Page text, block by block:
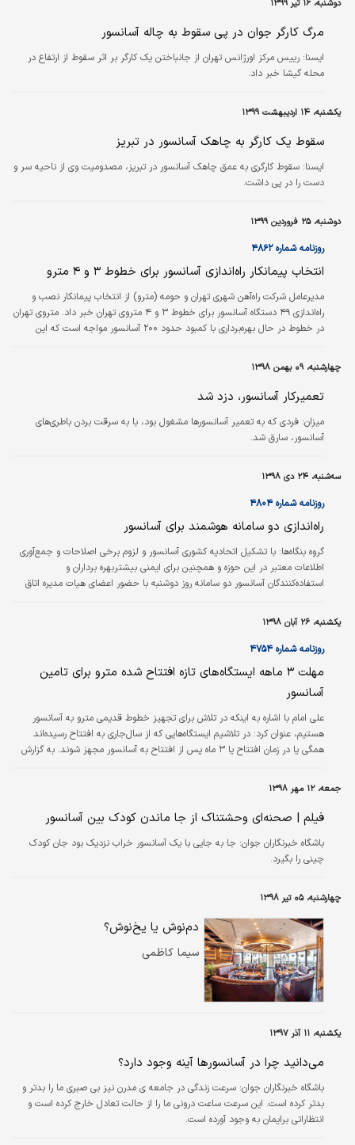
دوشنبه، ۱۶ تیر ۱۳۹۹
مرگ کارگر جوان در پی سقوط به چاله آسانسور
ايسنا: رییس مرکز اورژانس تهران از جانباختن یک کارگر بر اثر سقوط از ارتفاع در
محله گیشا خبر داد.
یکشنبه، ۱۴ اردیبهشت ۱۳۹۹
سقوط یک کارگر به چاهک آسانسور در تبریز
ايسنا: سقوط کارگری به عمق چاهک آسانسور در تبریز، مصدومیت وی از ناحیه سر و
دست را در پی داشت.
دوشنبه، ۲۵ فروردین ۱۳۹۹
روزنامه شماره ۴۸۶۲
انتخاب پیمانکار راه‌اندازی آسانسور برای خطوط ۳ و ۴ مترو
مدیرعامل شرکت راه‌آهن شهری تهران و حومه (مترو) از انتخاب پیمانکار نصب و
راه‌اندازی ۴۹ دستگاه آسانسور برای خطوط ۳ و ۴ متروی تهران خبر داد. متروی تهران
در خطوط در حال بهره‌برداری با کمبود حدود ۲۰۰ آسانسور مواجه است که این
تامین ۲۰۰ دستگاه آسانسور بوده که باید در مدت زمان ۶ ماه به اتمام برسد.
چهارشنبه، ۰۹ بهمن ۱۳۹۸
تعمیرکار آسانسور، دزد شد
میزان: فردی که به تعمیر آسانسورها مشغول بود، با به سرقت بردن باطری‌های
آسانسور، سارق شد.
سه‌شنبه، ۲۴ دی ۱۳۹۸
روزنامه شماره ۴۸۰۴
راه‌اندازی دو سامانه هوشمند برای آسانسور
گروه بنگاه‌ها: با تشکیل اتحادیه کشوری آسانسور و لزوم برخی اصلاحات و جمع‌آوری
اطلاعات معتبر در این حوزه و همچنین برای ایمنی بیشتربهره برداران و
استفاده‌کنندگان آسانسور دو سامانه روز دوشنبه با حضور اعضای هیات مدیره اتاق
اتحادیه کشوری آسانسور، پله‌برقی و خدمات وابسته سامانه «شناسا» برای
شناسنامه‌دار کردن آسانسور‌های سراسر کشور است که تاکنون اطلاعات و آمار موثقی
درخصوص آنها وجود ندارد.
یکشنبه، ۲۶ آبان ۱۳۹۸
روزنامه شماره ۴۷۵۴
مهلت ۳ ماهه ایستگاه‌های تازه افتتاح ‌شده مترو برای تامین
آسانسور
علی امام با اشاره به اینکه در تلاش برای تجهیز خطوط قدیمی مترو به آسانسور
هستیم، عنوان کرد: در تلاشیم ایستگاه‌هایی که از سال‌جاری به افتتاح رسیده‌اند
همگی یا در زمان افتتاح یا ۳ ماه پس از افتتاح به آسانسور مجهز شوند. به گزارش
اشاره به تلاش‌های شرکت مترو درخصوص ساماندهی فضای تردد در مترو برای افراد
است که تمامی ایستگاه‌ها همراه با پله‌برقی…
جمعه، ۱۲ مهر ۱۳۹۸
فیلم | صحنه‌ای وحشتناک از جا ماندن کودک بین آسانسور
باشگاه خبرنگاران جوان: جا به جایی با یک آسانسور خراب نزدیک بود جان کودک
چینی را بگیرد.
چهارشنبه، ۰۵ تیر ۱۳۹۸
دم‌نوش یا یخ‌نوش؟
سیما کاظمی
یکشنبه، ۱۱ آذر ۱۳۹۷
می‌دانید چرا در آسانسورها آینه وجود دارد؟
باشگاه خبرنگاران جوان: سرعت زندگی در جامعه ی مدرن نیز بی صبری ما را بدتر و
بدتر کرده است. این سرعت ساعت درونی ما را از حالت تعادل خارج کرده است و
انتظاراتی برایمان به وجود آورده است.